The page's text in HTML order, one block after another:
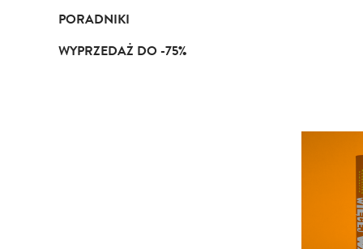
PORADNIKI
WYPRZEDAŻ DO -75%